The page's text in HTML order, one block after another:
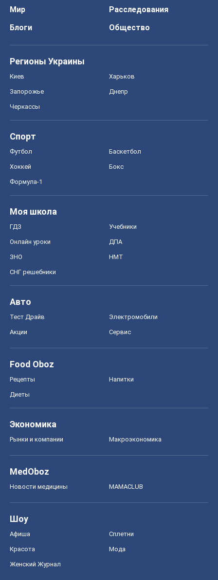
Мир
Расследования
Блоги
Общество
Регионы Украины
Киев Харьков
Запорожье Днепр
Черкассы
Спорт
Футбол Баскетбол
Хоккей Бокс
Формула-1
Моя школа
ГДЗ Учебники
Онлайн уроки ДПА
ЗНО НМТ
СНГ решебники
Авто
Тест Драйв Электромобили
Акции Сервис
Food Oboz
Рецепты Напитки
Диеты
Экономика
Рынки и компании Mакроэкономика
MedOboz
Новости медицины MAMACLUB
Шоу
Афиша Сплетни
Красота Мода
Женский Журнал